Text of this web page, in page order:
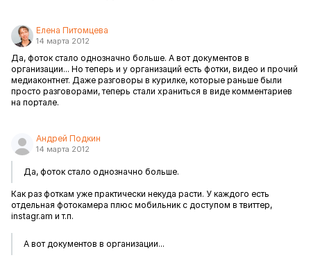
Елена Питомцева
14 марта 2012
Да, фоток стало однозначно больше. А вот документов в
организации... Но теперь и у организаций есть фотки, видео и прочий
медиаконтнет. Даже разговоры в курилке, которые раньше были
просто разговорами, теперь стали храниться в виде комментариев
на портале.
Андрей Подкин
14 марта 2012
Да, фоток стало однозначно больше.
Как раз фоткам уже практически некуда расти. У каждого есть
отдельная фотокамера плюс мобильник с доступом в твиттер,
instagr.am и т.п.
А вот документов в организации...